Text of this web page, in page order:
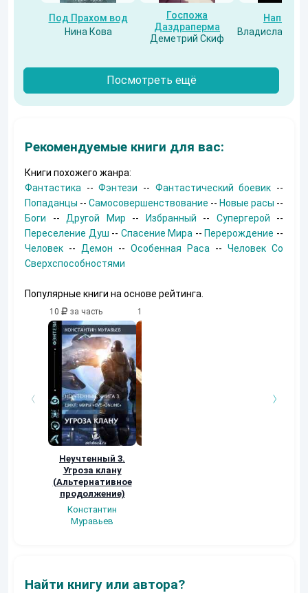
Под Прахом вод
Нина Кова
Госпожа
Даздраперма
Деметрий Скиф
Напарник
Владислав
Посмотреть ещё
Рекомендуемые книги для вас:
Книги похожего жанра:
Фантастика --Фэнтези -- Фантастический боевик --
Попаданцы -- Самосовершенствование -- Новые расы --
Боги -- Другой Мир -- Избранный -- Супергерой --
Переселение Душ -- Спасение Мира -- Перерождение --
Человек -- Демон -- Особенная Раса -- Человек Со
Сверхспособностями
Популярные книги на основе рейтинга.
10 за часть
Неучтенный 3.
Угроза клану
(Альтернативное
продолжение)
Константин
Муравьев
10
Найти книгу или автора?